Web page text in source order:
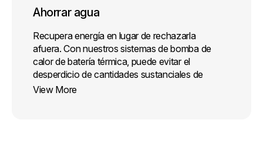
Ahorrar agua
Recupera energía en lugar de rechazarla
afuera. Con nuestros sistemas de bomba de
calor de batería térmica, puede evitar el
desperdicio de cantidades sustanciales de
agua necesarias para rechazar la energía,
View More